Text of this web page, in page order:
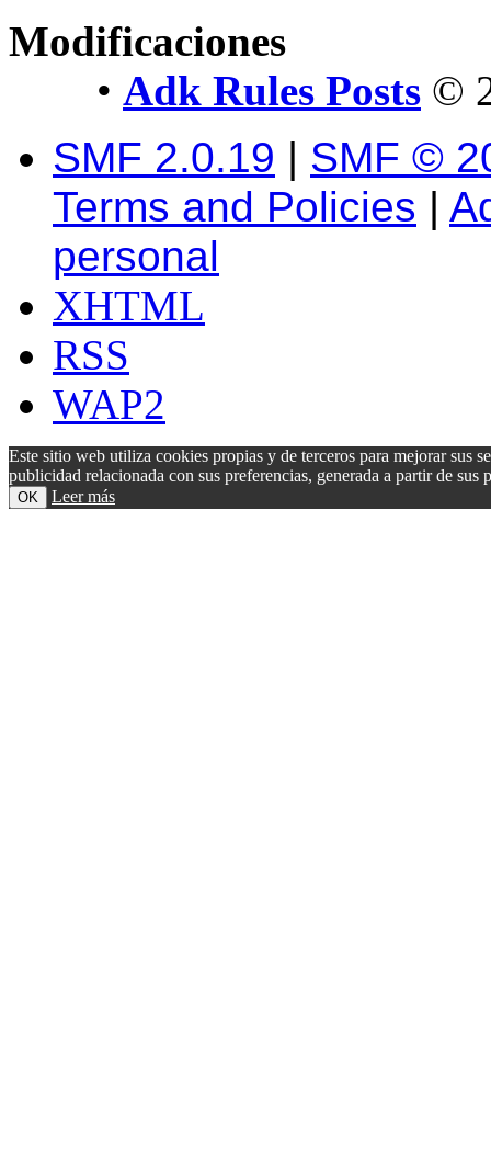
Modificaciones
• Adk Rules Posts ©
SMF 2.0.19 | SMF ©
Terms and Policies |
personal
XHTML
RSS
WAP2
Este sitio web utiliza cookies propias y de terceros para mejorar sus
publicidad relacionada con sus preferencias, generada a partir de
OK Leer más